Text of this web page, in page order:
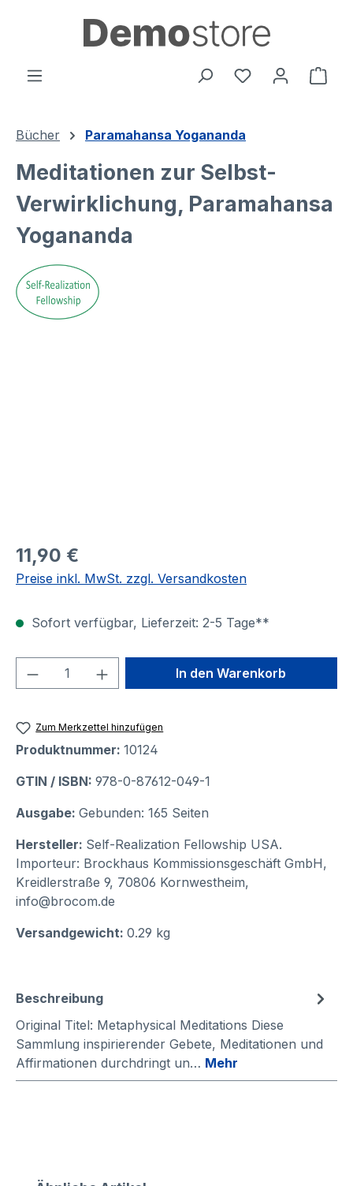
Bücher Paramahansa Yogananda
Meditationen zur Selbst-
Verwirklichung, Paramahansa
Yogananda
11,90 €
Preise inkl. MwSt. zzgl. Versandkosten
Sofort verfügbar, Lieferzeit: 2-5 Tage**
Produkt Anzahl: Gib denIn den Warenkorb
Zum Merkzettel hinzufügen
Produktnummer: 10124
GTIN / ISBN: 978-0-87612-049-1
Ausgabe: Gebunden: 165 Seiten
Hersteller: Self-Realization Fellowship USA.
Importeur: Brockhaus Kommissionsgeschäft GmbH,
Kreidlerstraße 9, 70806 Kornwestheim,
info@brocom.de
Versandgewicht: 0.29 kg
Beschreibung
Original Titel: Metaphysical Meditations Diese
Sammlung inspirierender Gebete, Meditationen und
Affirmationen durchdringt un… Mehr